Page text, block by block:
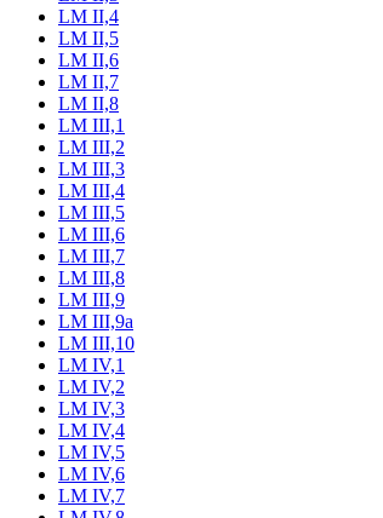
LM II,4
LM II,5
LM II,6
LM II,7
LM II,8
LM III,1
LM III,2
LM III,3
LM III,4
LM III,5
LM III,6
LM III,7
LM III,8
LM III,9
LM III,9a
LM III,10
LM IV,1
LM IV,2
LM IV,3
LM IV,4
LM IV,5
LM IV,6
LM IV,7